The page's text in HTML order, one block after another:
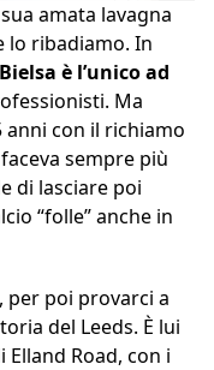
amata lavagna
lo ribadiamo. In
è l’unico ad
Ma
anni con il richiamo
sempre più
di lasciare poi
“folle” anche in
, per poi provarci a
del Leeds. È lui
Road, con i